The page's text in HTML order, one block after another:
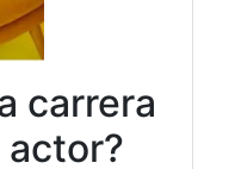
carrera